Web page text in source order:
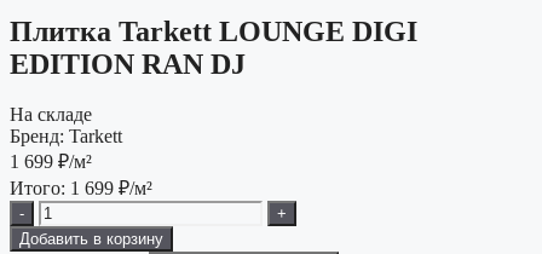
Плитка Tarkett LOUNGE DIGI
EDITION RAN DJ
На складе
Бренд: Tarkett
1 699 ₽/м²
Итого: 1 699 ₽/м²
-
+
Добавить в корзину